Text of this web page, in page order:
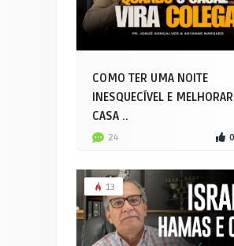
COMO TER UMA NOITE
INESQUECÍVEL E
CASA ..
24 0
13